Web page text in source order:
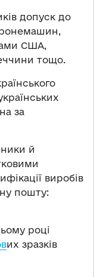
допуск до
США,
тощо.
за
й
виробів
пошту:
році
их зразків